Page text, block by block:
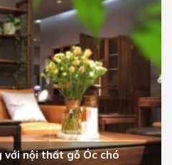
nội thất gỗ Óc chó